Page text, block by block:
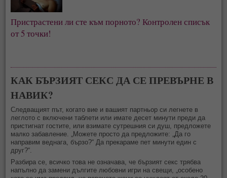
Пристрастени ли сте към порното? Контролен списък
от 5 точки!
КАК БЪРЗИЯТ СЕКС ДА СЕ ПРЕВЪРНЕ В
НАВИК?
Следващият път, когато вие и вашият партньор си легнете в
леглото с включени таблети или имате десет минути преди да
пристигнат гостите, или взимате сутрешния си душ, предложете
малко забавление. „Можете просто да предложите: „Да го
направим веднага, бързо?“ Да прекараме пет минути един с
друг?“.
Разбира се, всичко това не означава, че бързият секс трябва
напълно да замени дългите любовни игри на свещи, „особено